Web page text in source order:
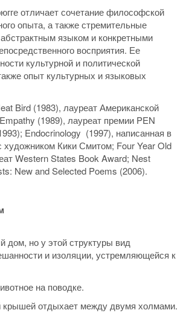
отличает сочетание философской
опыта, а также стремительные
языком и конкретными
восприятия. Ее
культурной и политической
опыт культурных и языковых
Bird (1983), лауреат Американской
(1989), лауреат премии PEN
Endocrinology (1997), написанная в
художником Кики Смитом; Four Year Old
Western States Book Award; Nest
New and Selected Poems (2006).
дом, но у этой структуры вид
и изоляции, устремляющейся к
на поводке.
крышей отдыхает между двумя холмами.